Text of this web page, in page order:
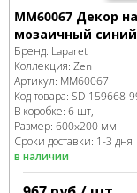
MM60067 Декор
мозаичный синий
Бренд: Laparet
Коллекция: Zen
Артикул: MM60067
Код товара: SD-159668-
В коробке: 6 шт,
Размер: 600x200 мм
Сроки доставки: 1-3 дня
в наличии